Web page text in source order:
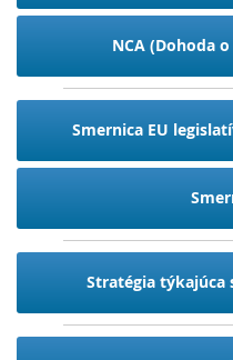
NCA (Dohoda
Smernica EU
Stratégia týkajúca